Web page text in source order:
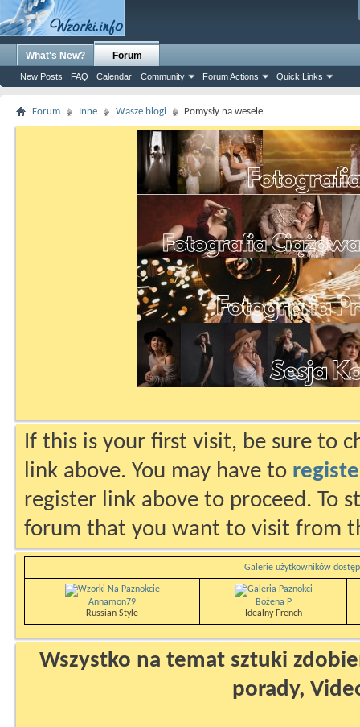
What's New? Forum
New Posts FAQ Calendar Community Forum Actions Quick Links
Forum Inne Wasze blogi Pomysły na wesele
If this is your first visit, be sure to
link above. You may have to
register link above to proceed. To
forum that you want to visit from
Galerie użytkowników
Annamon79
Russian Style
Bożena P
Idealny French
Wszystko na temat sztuki
porady,